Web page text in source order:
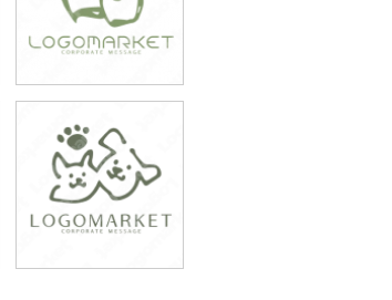
49,800円
(税込54,780円)